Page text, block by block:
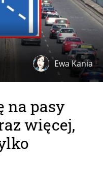
Ewa Kania
na pasy
więcej,